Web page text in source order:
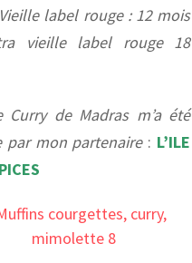
label rouge : 12 mois
vieille label rouge 18
Curry de Madras m’a été
par mon partenaire: L’ILE